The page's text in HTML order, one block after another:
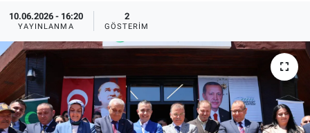
10.06.2026 - 16:20
YAYINLANMA
2
GÖSTERIM
Tüm Haberler
İletişim
Künye
Süper Lig Puan Durumu ve Fikstür
Tüm Manşetler
Son Dakika Haberleri